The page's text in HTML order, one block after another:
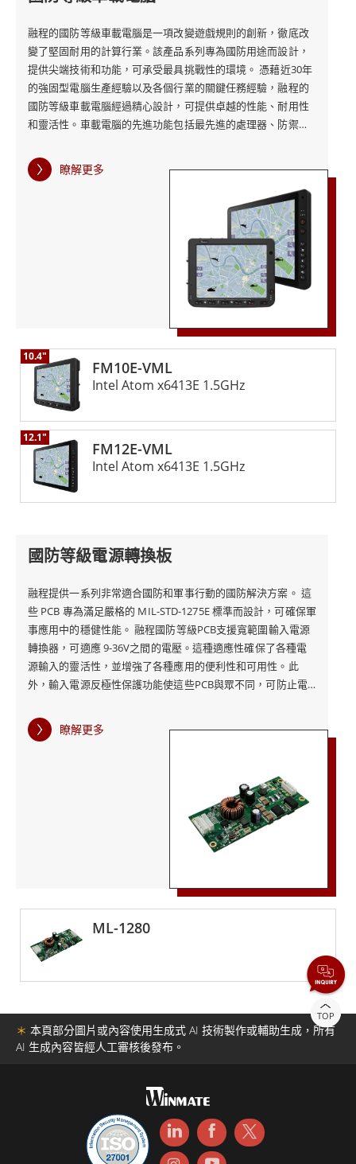
融程的國防等級車載電腦是一項改變遊戲規則的創新，徹底改
變了堅固耐用的計算行業。該產品系列專為國防用途而設計，
提供尖端技術和功能，可承受最具挑戰性的環境。 憑藉近30年
的強固型電腦生產經驗以及各個行業的關鍵任務經驗，融程的
國防等級車載電腦經過精心設計，可提供卓越的性能、耐用性
和靈活性。車載電腦的先進功能包括最先進的處理器、防禦埠
各種應用程序。 這些應用包括指揮與控制、機動、後勤和態勢
感知。 車載電腦的主要優勢之一是能夠同時全速運行多個軟件
包。這使其成為需要實時數據處理和分析的關鍵任務應用程序
的理想選擇，車載電腦的設計還可以滿足未來的軟件需求，使
其成為國防組織可靠且面向未來的投資。 車載電腦專為承受極
端條件而設計，旨在滿足堅固耐用計算的最高軍用標準。它抗
衝擊、抗振動，並且可以在極端溫度下運行，非常適合在最惡
劣的環境中使用。 除了卓越的耐用性外，車載電腦還具有用戶
友好性，其用戶友好的介面使操作員可以輕鬆地在現場使用，
其時尚的設計和人體工學功能確保即使在充滿挑戰的條件下也
術，可提供無與倫比的性能、耐用性和靈活性。對於希望將其
關鍵任務應用程序提升到新水平的國防組織來說，這是必備
的。
瞭解更多
FM10E-VML
10.4"
Intel Atom x6413E 1.5GHz
FM12E-VML
12.1"
Intel Atom x6413E 1.5GHz
國防等級電源轉換板
融程提供一系列非常適合國防和軍事行動的國防解決方案。 這
些 PCB 專為滿足嚴格的 MIL-STD-1275E 標準而設計，可確保軍
事應用中的穩健性能。 融程國防等級PCB支援寬範圍輸入電源
轉換器，可適應 9-36V之間的電壓。這種適應性確保了各種電
源輸入的靈活性，並增強了各種應用的便利性和可用性。此
外，輸入電源反極性保護功能使這些PCB與眾不同，可防止電
言之，融程國防等級PCB代表了電源轉換技術的基準，將遵守
軍用標準與全面保護機制和多功能輸入功能等功能結合。融程
瞭解更多
ML-1280
TOP
＊ 本頁部分圖片或內容使用生成式 AI 技術製作或輔助生成，所有
AI 生成內容皆經人工審核後發布。